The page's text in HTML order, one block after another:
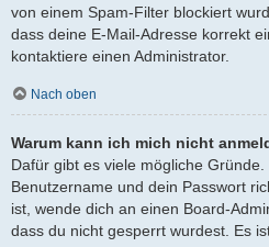
von einem Spam-Filter blockiert
dass deine E-Mail-Adresse korrekt
kontaktiere einen Administrator.
Nach oben
Warum kann ich mich nicht
Dafür gibt es viele mögliche
Benutzername und dein Passwort
ist, wende dich an einen Board-
dass du nicht gesperrt wurdest. Es